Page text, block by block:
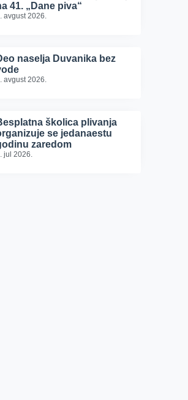
41. „Dane piva“
avgust 2026.
naselja Duvanika bez
avgust 2026.
školica plivanja
se jedanaestu
zaredom
jul 2026.